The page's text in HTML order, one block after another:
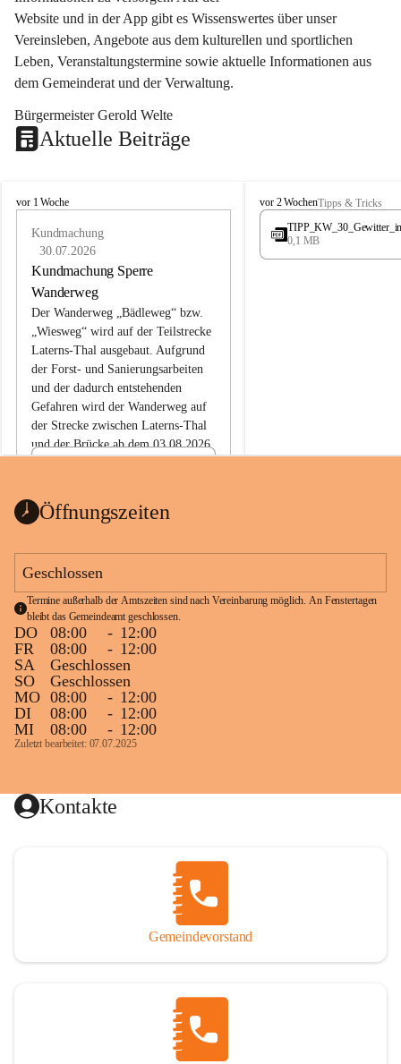
Website und in der App gibt es Wissenswertes über unser
Vereinsleben, Angebote aus dem kulturellen und sportlichen
Leben, Veranstaltungstermine sowie aktuelle Informationen aus
dem Gemeinderat und der Verwaltung.
Bürgermeister Gerold Welte
Aktuelle Beiträge
L
vor 1 Woche
Kundmachung
30.07.2026
Kundmachung Sperre
Wanderweg
Der Wanderweg „Bädleweg“ bzw.
„Wiesweg“ wird auf der Teilstrecke
Laterns-Thal ausgebaut. Aufgrund
der Forst- und Sanierungsarbeiten
und der dadurch entstehenden
Gefahren wird der Wanderweg auf
der Strecke zwischen Laterns-Thal
und der Brücke ab dem 03.08.2026
ht
1 Seite•0,1 MB
L
a
e
vor 2 WochenTipps & Tricks
0,1 MB
Öffnungszeiten
Geschlossen
Termine außerhalb der Amtszeiten sind nach Vereinbarung möglich. An Fenstertagen
bleibt das Gemeindeamt geschlossen.
DO 08:00 - 12:00
FR
08:00 - 12:00
SA
Geschlossen
SO
Geschlossen
MO 08:00 - 12:00
DI
08:00 - 12:00
MI
08:00 - 12:00
Zuletzt bearbeitet: 07.07.2025
Kontakte
Gemeindevorstand